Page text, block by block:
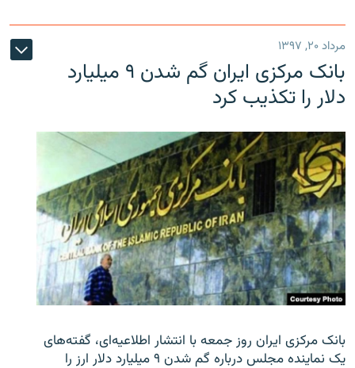
مرداد ۲۰, ۱۳۹۷
بانک مرکزی ایران گم شدن ۹ میلیارد
دلار را تکذیب کرد
بانک مرکزی ایران روز جمعه با انتشار اطلاعیه‌ای، گفته‌های
یک نماینده مجلس درباره گم شدن ۹ میلیارد دلار ارز را